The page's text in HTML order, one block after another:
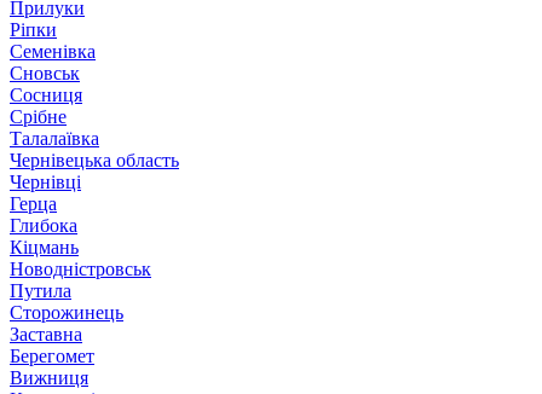
Прилуки
Ріпки
Семенівка
Сновськ
Сосниця
Срібне
Талалаївка
Чернівецька область
Чернівці
Герца
Глибока
Кіцмань
Новодністровськ
Путила
Сторожинець
Заставна
Берегомет
Вижниця